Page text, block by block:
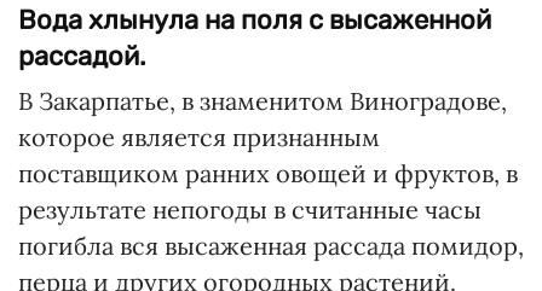
Вода хлынула на поля с высаженной
рассадой.
В Закарпатье, в знаменитом Виноградове,
которое является признанным
поставщиком ранних овощей и фруктов, в
результате непогоды в считанные часы
погибла вся высаженная рассада помидор,
перца и других огородных растений.